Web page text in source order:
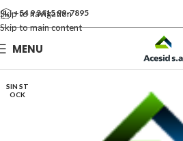
Skip to navigation
Skip to main content
+54 9 3415 99-7895
MENU
SIN ST
OCK
Se vende por Und